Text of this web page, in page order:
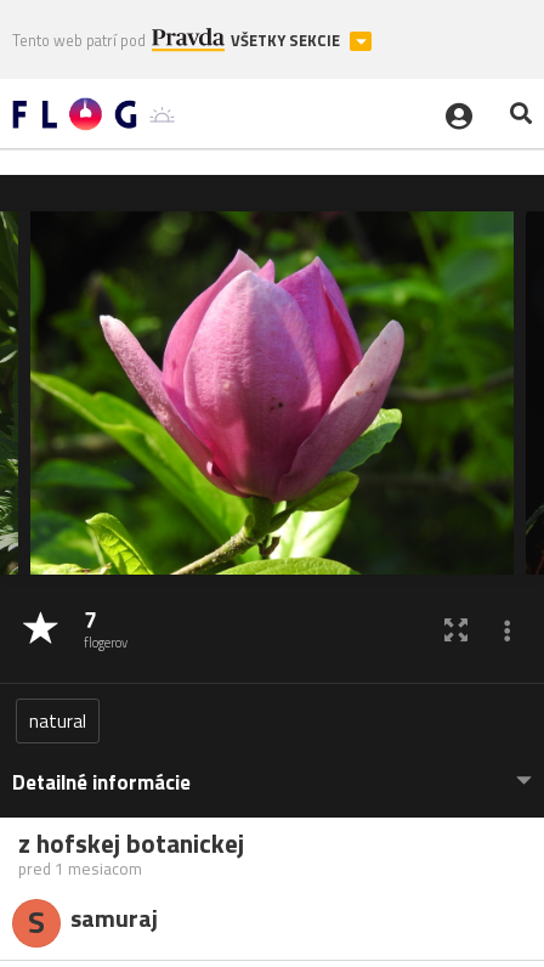
Tento web patrí pod VŠETKY SEKCIE
7
flogerov
natural
Detailné informácie
z hofskej botanickej
pred 1 mesiacom
S samuraj